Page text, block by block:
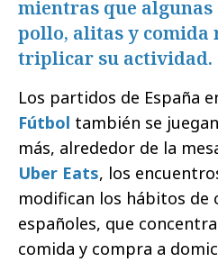
mientras que algunas
pollo, alitas y comida
triplicar su actividad.
Los partidos de España
Fútbol también se
más, alrededor de la
Uber Eats, los
modifican los hábitos de
españoles, que
comida y compra a